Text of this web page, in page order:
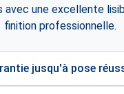
avec une excellente
finition professionnelle.
jusqu'à pose